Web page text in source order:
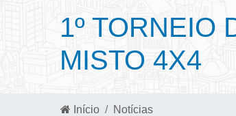
1º TORNEIO
MISTO 4X4
Início Notícias